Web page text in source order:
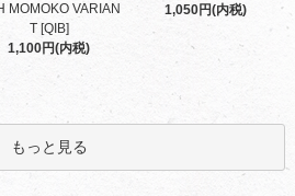
MOMOKO VARIAN
T [QIB]
1,100円(内税)
1,050円(内税)
もっと見る